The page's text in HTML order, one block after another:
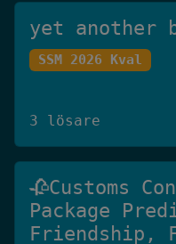
yet another
SSM 2026 Kval
3 lösare
🥀Customs
Package
Friendship,